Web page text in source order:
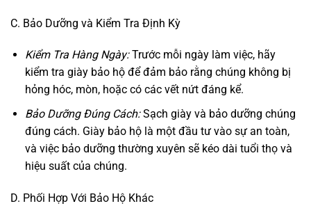
C. Bảo Dưỡng và Kiểm Tra Định Kỳ
Kiểm Tra Hàng Ngày:Trước mỗi ngày làm việc, hãy
kiểm tra giày bảo hộ để đảm bảo rằng chúng không bị
hỏng hóc, mòn, hoặc có các vết nứt đáng kể.
Bảo Dưỡng Đúng Cách:Sạch giày và bảo dưỡng chúng
đúng cách. Giày bảo hộ là một đầu tư vào sự an toàn,
và việc bảo dưỡng thường xuyên sẽ kéo dài tuổi thọ và
hiệu suất của chúng.
D. Phối Hợp Với Bảo Hộ Khác